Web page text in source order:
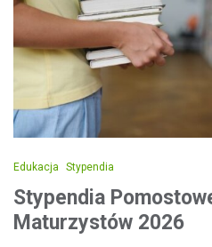
Edukacja Stypendia
Stypendia
Maturzystów 2026